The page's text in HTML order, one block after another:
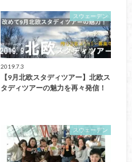
スウェーデン
2019.7.3
【9月北欧スタディツアー】北欧ス
タディツアーの魅力を再々発信！
スウェーデン